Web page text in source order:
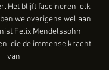
Het blijft fascineren, elk
we overigens wel aan
Felix Mendelssohn
die de immense kracht
van